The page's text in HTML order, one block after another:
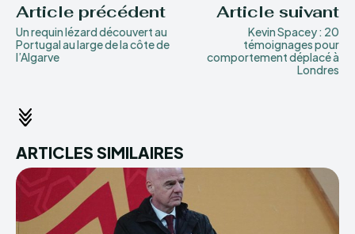
Article précédent
Un requin lézard découvert au
Portugal au large de la côte de
l’Algarve
Article suivant
Kevin Spacey : 20
témoignages pour
comportement déplacé à
Londres
ARTICLES SIMILAIRES